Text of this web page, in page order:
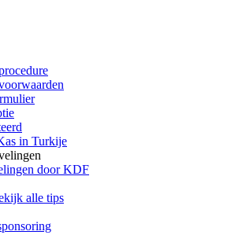
in Turkije
door KDF
alle tips